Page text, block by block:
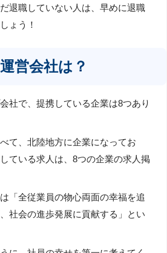
退職していない人は、早めに退職
ょう！
営会社は？
社で、提携している企業は8つあり
て、北陸地方に企業になってお
ている求人は、8つの企業の求人掲
「全従業員の物心両面の幸福を追
社会の進歩発展に貢献する」とい